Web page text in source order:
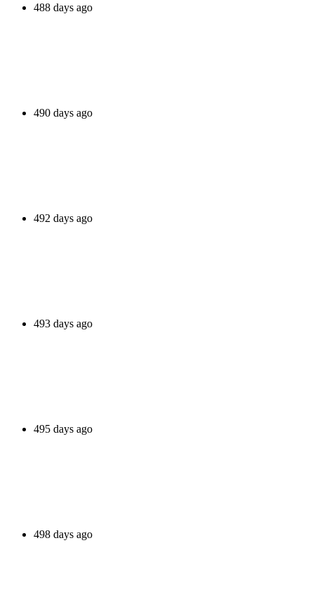
488 days ago
490 days ago
492 days ago
493 days ago
495 days ago
498 days ago